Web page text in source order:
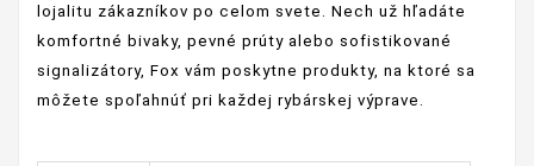
lojalitu zákazníkov po celom svete. Nech už hľadáte
komfortné bivaky, pevné prúty alebo sofistikované
signalizátory, Fox vám poskytne produkty, na ktoré sa
môžete spoľahnúť pri každej rybárskej výprave.